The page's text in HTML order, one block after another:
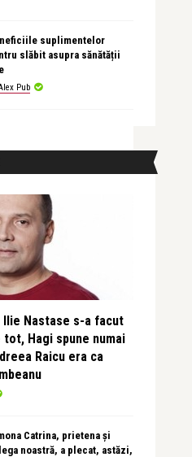
suplimentelor
slăbit asupra sănătății
Pub
Ilie Nastase s-a facut
Hagi spune numai
Raicu era ca
Catrina, prietena și
noastră, a plecat, astăzi,